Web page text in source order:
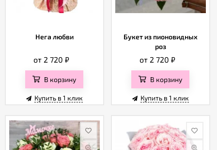
Нега любви
от 2 720₽
В корзину
Купить в 1 клик
Букет из пионовидных
роз
от 2 720₽
В корзину
Купить в 1 клик